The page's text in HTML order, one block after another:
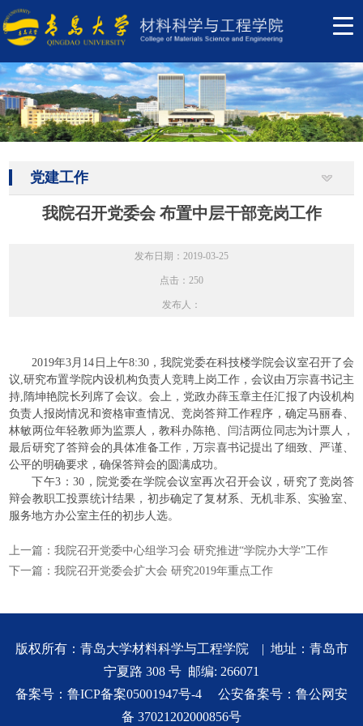
党建工作
我院召开党委会 布置中层干部竞岗工作
发布日期：2019-03-25
点击： 250
发布人：
2019年3月14日上午8:30，我院党委在科技楼学院会议室召开了会
议,研究布置学院内设机构负责人竞聘上岗工作，会议由万宗喜书记主
持,隋坤艳院长列席了会议。会上，党政办薛玉章主任汇报了内设机构
负责人报岗情况和资格审查情况、竞岗答辩工作程序，确定马丽春、
林敏两位年轻教师为监票人，教科办陈艳、闫洁两位同志为计票人，
最后研究了答辩会的具体准备工作，万宗喜书记提出了细致、严谨、
公平的明确要求，确保答辩会的圆满成功。
下午3：30，院党委在学院会议室再次召开会议，研究了竞岗答
辩会教职工投票统计结果，初步确定了复材系、无机非系、实验室、
服务地方办公室主任的初步人选。
上一篇：我院召开党委中心组学习会 研究推进“学院办大学”工作
下一篇：我院召开党委会扩大会 研究2019年重点工作
版权所有：青岛大学材料科学与工程学院 | 地址：青岛市
宁夏路 308 号 邮编: 266071
备案号： 鲁ICP备案05001947号-4 公安备案号： 鲁公网安
备 37021202000856号